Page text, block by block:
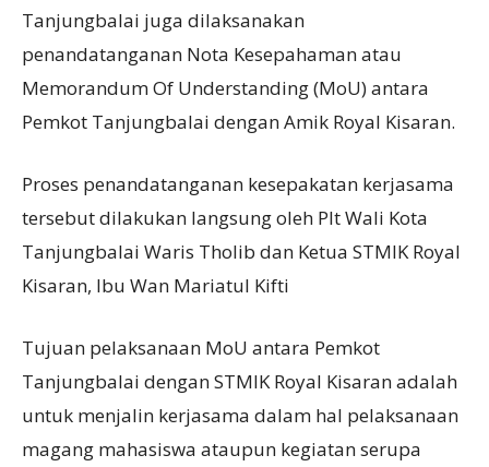
Tanjungbalai juga dilaksanakan
penandatanganan Nota Kesepahaman atau
Memorandum Of Understanding (MoU) antara
Pemkot Tanjungbalai dengan Amik Royal Kisaran.
Proses penandatanganan kesepakatan kerjasama
tersebut dilakukan langsung oleh Plt Wali Kota
Tanjungbalai Waris Tholib dan Ketua STMIK Royal
Kisaran, Ibu Wan Mariatul Kifti
Tujuan pelaksanaan MoU antara Pemkot
Tanjungbalai dengan STMIK Royal Kisaran adalah
untuk menjalin kerjasama dalam hal pelaksanaan
magang mahasiswa ataupun kegiatan serupa